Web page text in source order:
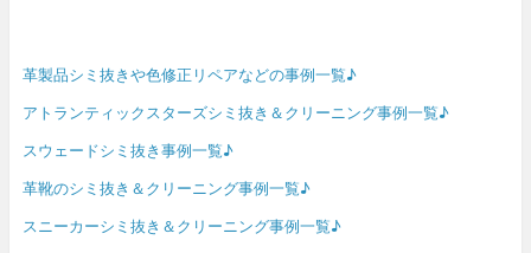
革製品シミ抜きや色修正リペアなどの事例一覧♪
アトランティックスターズシミ抜き＆クリーニング事例一覧♪
スウェードシミ抜き事例一覧♪
革靴のシミ抜き＆クリーニング事例一覧♪
スニーカーシミ抜き＆クリーニング事例一覧♪